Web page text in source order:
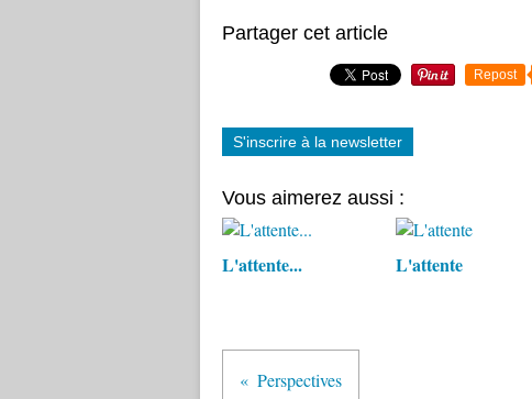
Partager cet article
Repost
S'inscrire à la newsletter
Vous aimerez aussi :
L'attente... L'attente
Perspectives